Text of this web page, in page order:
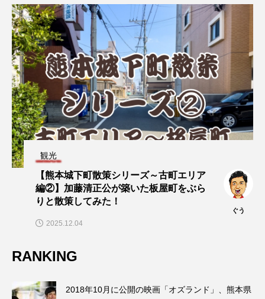
観光
【熊本城下町散策シリーズ～古町エリア
編②】加藤清正公が築いた板屋町をぶら
りと散策してみた！
ぐう
2025.12.04
RANKING
2018年10月に公開の映画「オズランド」、熊本県